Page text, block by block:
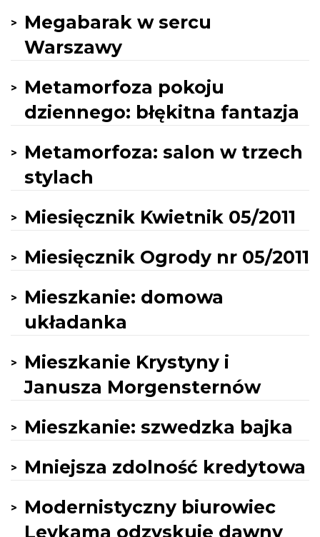
Megabarak w sercu
Warszawy
Metamorfoza pokoju
dziennego: błękitna fantazja
Metamorfoza: salon w trzech
stylach
Miesięcznik Kwietnik 05/2011
Miesięcznik Ogrody nr 05/2011
Mieszkanie: domowa
układanka
Mieszkanie Krystyny i
Janusza Morgensternów
Mieszkanie: szwedzka bajka
Mniejsza zdolność kredytowa
Modernistyczny biurowiec
Leykama odzyskuje dawny